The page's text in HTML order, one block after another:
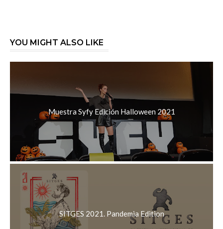
YOU MIGHT ALSO LIKE
Muestra Syfy Edición Halloween 2021
SITGES 2021. Pandemia Edition